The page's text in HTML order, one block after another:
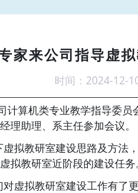
家来公司指导虚
时间：2024-12-
计算机类专业教学指导委
理助理、系主任参加会议。
拟教研室建设思路及方法
拟教研室近阶段的建设任务
虚拟教研室建设工作有了更